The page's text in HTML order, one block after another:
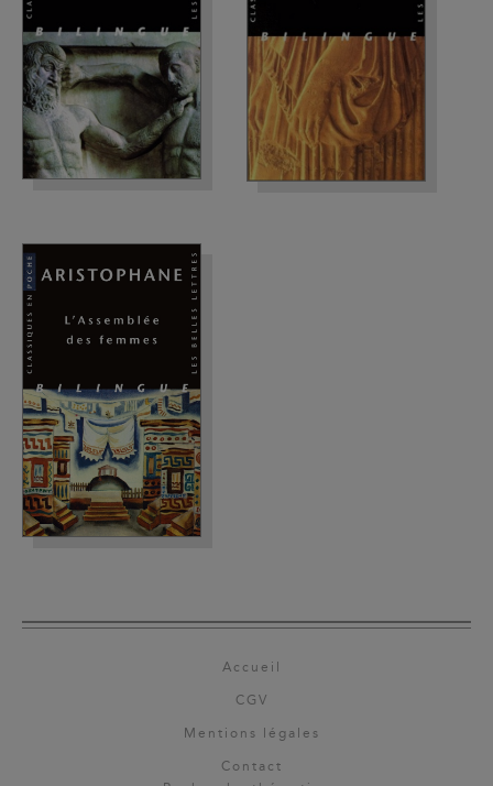
Accueil
CGV
Mentions légales
Contact